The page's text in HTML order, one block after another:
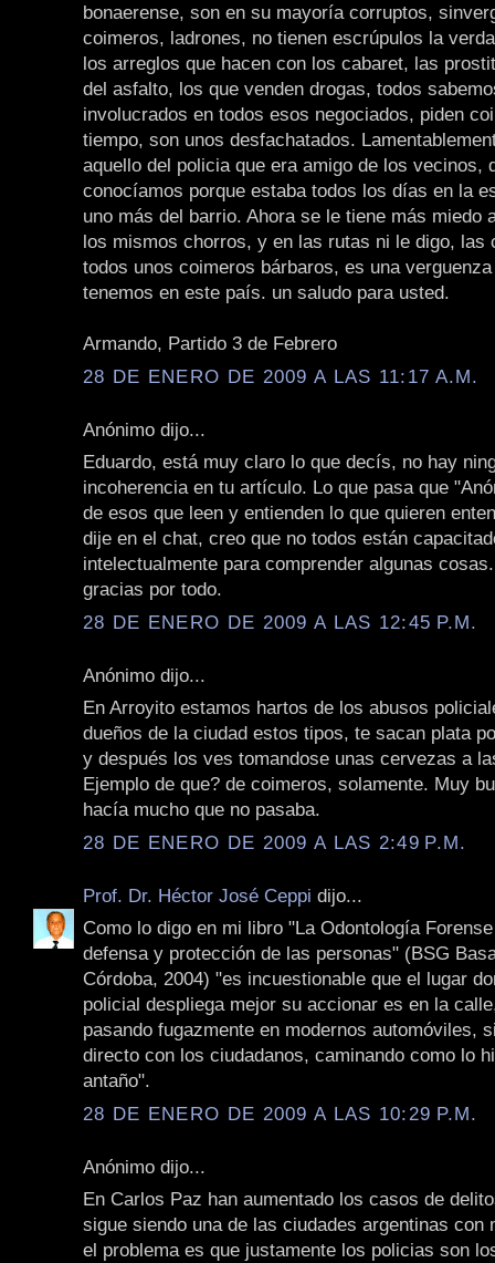
bonaerense, son en su mayoría corruptos,
coimeros, ladrones, no tienen escrúpulos la
los arreglos que hacen con los cabaret, las
del asfalto, los que venden drogas, todos
involucrados en todos esos negociados, piden
tiempo, son unos desfachatados.
aquello del policia que era amigo de los vecinos,
conocíamos porque estaba todos los días en la
uno más del barrio. Ahora se le tiene más miedo
los mismos chorros, y en las rutas ni le digo, las
todos unos coimeros bárbaros, es una
tenemos en este país. un saludo para usted.
Armando, Partido 3 de Febrero
28 DE ENERO DE 2009 A LAS 11:17 A.M.
Anónimo dijo...
Eduardo, está muy claro lo que decís, no hay
incoherencia en tu artículo. Lo que pasa que
de esos que leen y entienden lo que quieren
dije en el chat, creo que no todos están
intelectualmente para comprender algunas
gracias por todo.
28 DE ENERO DE 2009 A LAS 12:45 P.M.
Anónimo dijo...
En Arroyito estamos hartos de los abusos
dueños de la ciudad estos tipos, te sacan plata
y después los ves tomandose unas cervezas a
Ejemplo de que? de coimeros, solamente. Muy
hacía mucho que no pasaba.
28 DE ENERO DE 2009 A LAS 2:49 P.M.
Prof. Dr. Héctor José Ceppi dijo...
Como lo digo en mi libro "La Odontología
defensa y protección de las personas" (BSG
Córdoba, 2004) "es incuestionable que el lugar
policial despliega mejor su accionar es en la
pasando fugazmente en modernos automóviles,
directo con los ciudadanos, caminando como lo
antaño".
28 DE ENERO DE 2009 A LAS 10:29 P.M.
Anónimo dijo...
En Carlos Paz han aumentado los casos de
sigue siendo una de las ciudades argentinas con
el problema es que justamente los policias son